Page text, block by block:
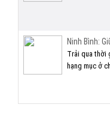
Ninh Bình:
Trải qua thời
hạng mục ở